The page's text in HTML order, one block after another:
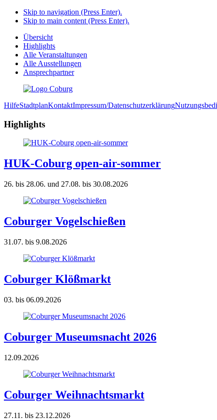
Skip to navigation (Press Enter).
Skip to main content (Press Enter).
Übersicht
Highlights
Alle Veranstaltungen
Alle Ausstellungen
Ansprechpartner
HilfeStadtplanKontaktImpressum/Datenschutzerklärung
Highlights
HUK-Coburg open-air-sommer
26. bis 28.06. und 27.08. bis 30.08.2026
Coburger Vogelschießen
31.07. bis 9.08.2026
Coburger Klößmarkt
03. bis 06.09.2026
Coburger Museumsnacht 2026
12.09.2026
Coburger Weihnachtsmarkt
27.11. bis 23.12.2026